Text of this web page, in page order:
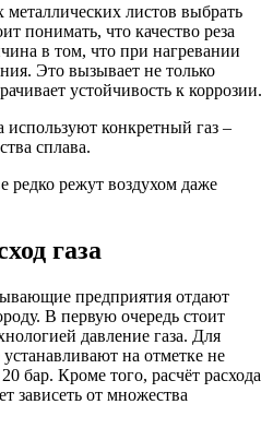
листов выбрать
понимать, что качество реза
в том, что при нагревании
Это вызывает не только
устойчивость к коррозии.
используют конкретный газ –
сплава.
редко режут воздухом даже
газа
предприятия отдают
В первую очередь стоит
давление газа. Для
на отметке не
бар. Кроме того, расчёт расхода
зависеть от множества